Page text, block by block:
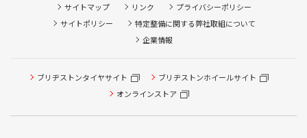
サイトマップ リンク
プライバシーポリシー
サイトポリシー
特定整備に関する弊社取組について
企業情報
ブリヂストンタイヤサイト
ブリヂストンホイールサイト
オンラインストア
タイヤ点検・安全点検/タイヤ履き替え/オイル交換/その他
ピット作業の予約